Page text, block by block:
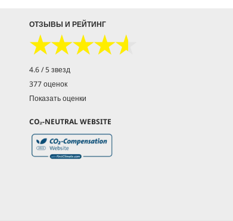
ОТЗЫВЫ И РЕЙТИНГ
★★★★★
★★★★★
4.6 / 5 звезд
377 оценок
Показать оценки
CO₂-NEUTRAL WEBSITE